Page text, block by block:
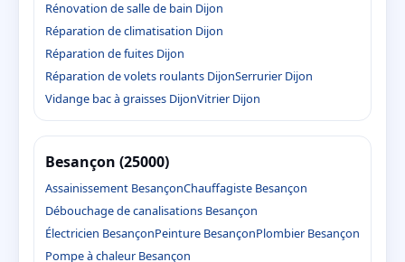
Rénovation de salle de bain Dijon
Réparation de climatisation Dijon
Réparation de fuites Dijon
Réparation de volets roulants DijonSerrurier Dijon
Vidange bac à graisses DijonVitrier Dijon
Besançon (25000)
Assainissement BesançonChauffagiste Besançon
Débouchage de canalisations Besançon
Électricien BesançonPeinture BesançonPlombier Besançon
Pompe à chaleur Besançon